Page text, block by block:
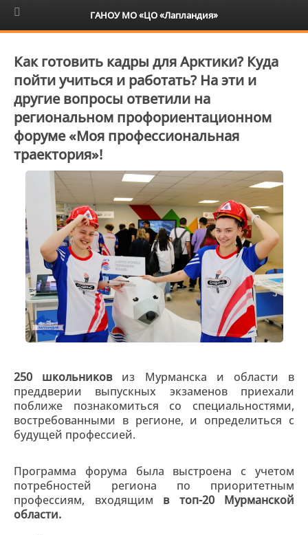
6+
Как готовить кадры для Арктики? Куда
пойти учиться и работать? На эти и
другие вопросы ответили на
региональном профориентационном
форуме «Моя профессиональная
траектория»!
250 школьниковиз Мурманска и области в
преддверии выпускных экзаменов приехали
поближе познакомиться со специальностями,
востребованными в регионе, и определиться с
будущей профессией.
Программа форума была выстроена с учетом
потребностей региона по приоритетным
профессиям, входящим в топ-20 Мурманской
области.
ГАНОУ МО «ЦО «Лапландия»